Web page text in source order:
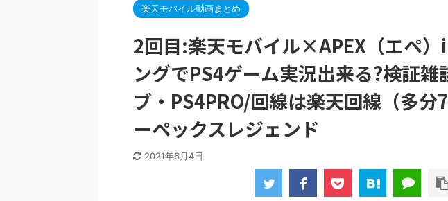
楽天モバイル動画まとめ
2回目:楽天モバイル×APEX（エペ）
ングでPS4ゲーム実況出来る?検証雑
ブ・PS4PRO/回線は楽天回線（多
ーペックスレジェンド
2021年6月4日